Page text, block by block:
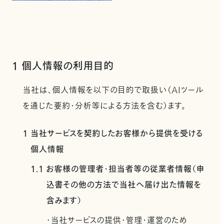
1 個人情報の利用目的
当社は、個人情報を以下の目的で取扱い（AIツール
を通じた要約・分析等による方法を含む）ます。
1 当社サービスを契約したお客様から提供を受ける
個人情報
1.1 お客様の管理者・担当者等の従業者情報（申
込書その他の方法で当社へ届け出た情報を
含みます）
・当社サービスの提供・管理・運営のため